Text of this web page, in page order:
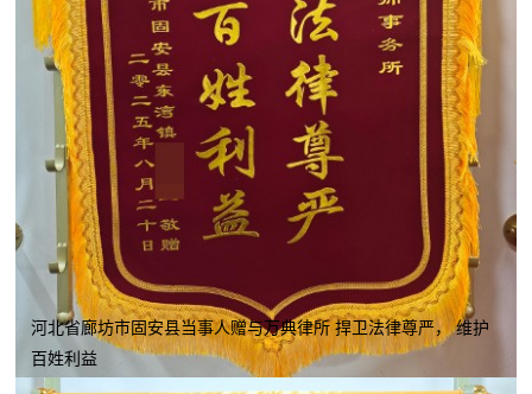
河北省廊坊市固安县当事人赠与万典律所 捍卫法律尊严， 维护
百姓利益